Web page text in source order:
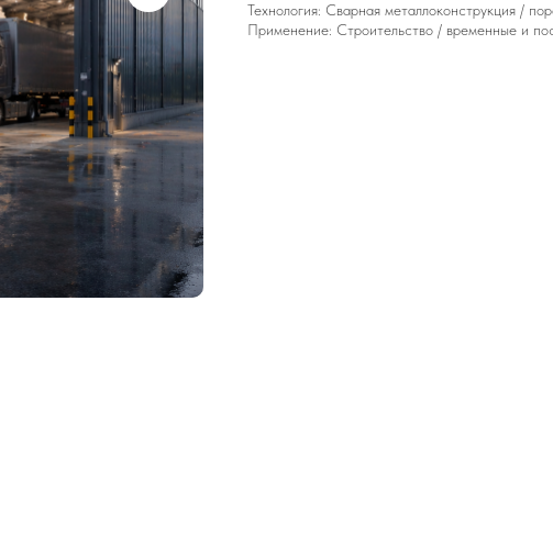
Технология: Сварная металлоконструкция /
Применение: Строительство / временные и